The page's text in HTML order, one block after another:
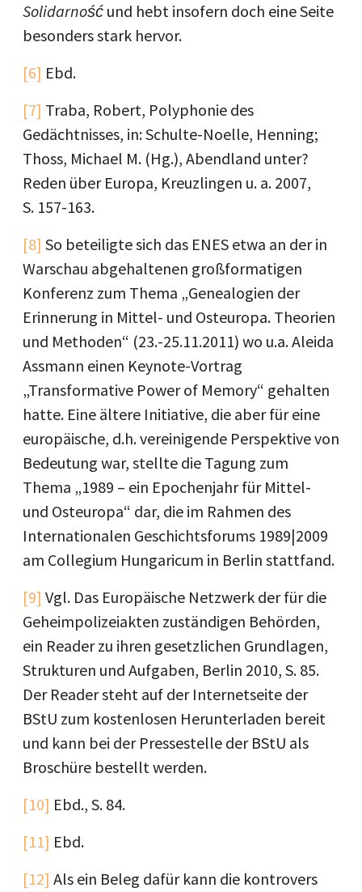
Solidarność und hebt insofern doch eine Seite
besonders stark hervor.
[6] Ebd.
[7] Traba, Robert, Polyphonie des
Gedächtnisses, in: Schulte-Noelle, Henning;
Thoss, Michael M. (Hg.), Abendland unter?
Reden über Europa, Kreuzlingen u. a. 2007,
S. 157-163.
[8] So beteiligte sich das ENES etwa an der in
Warschau abgehaltenen großformatigen
Konferenz zum Thema „Genealogien der
Erinnerung in Mittel- und Osteuropa. Theorien
und Methoden“ (23.-25.11.2011) wo u.a. Aleida
Assmann einen Keynote-Vortrag
„Transformative Power of Memory“ gehalten
hatte. Eine ältere Initiative, die aber für eine
europäische, d.h. vereinigende Perspektive von
Bedeutung war, stellte die Tagung zum
Thema „1989 – ein Epochenjahr für Mittel-
und Osteuropa“ dar, die im Rahmen des
Internationalen Geschichtsforums 1989|2009
am Collegium Hungaricum in Berlin stattfand.
[9] Vgl. Das Europäische Netzwerk der für die
Geheimpolizeiakten zuständigen Behörden,
ein Reader zu ihren gesetzlichen Grundlagen,
Strukturen und Aufgaben, Berlin 2010, S. 85.
Der Reader steht auf der Internetseite der
BStU zum kostenlosen Herunterladen bereit
und kann bei der Pressestelle der BStU als
Broschüre bestellt werden.
[10] Ebd., S. 84.
[11] Ebd.
[12] Als ein Beleg dafür kann die kontrovers